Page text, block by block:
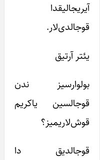
آیریجا‌لیقدا
قوجالدی‌لار.
یئتر آرتیق
بولوارسیز ندن
قوجالسین یاکریم
قوش‌لاریمیز؟
قوجالدیق دا